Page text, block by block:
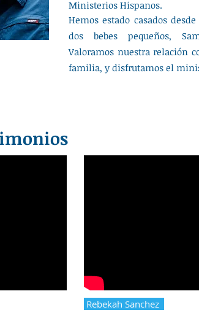
Ministerios Hispanos.
Hemos estado casados
dos bebes pequeños,
Valoramos nuestra relación
familia, y disfrutamos el
Rebekah Sanchez